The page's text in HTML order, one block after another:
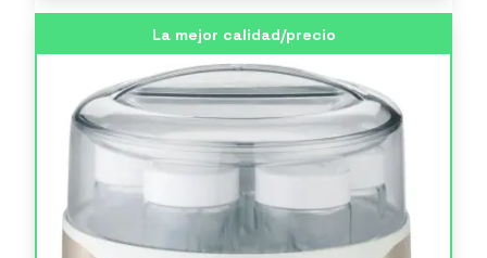
La mejor calidad/precio